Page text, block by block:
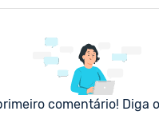
comentário! Diga